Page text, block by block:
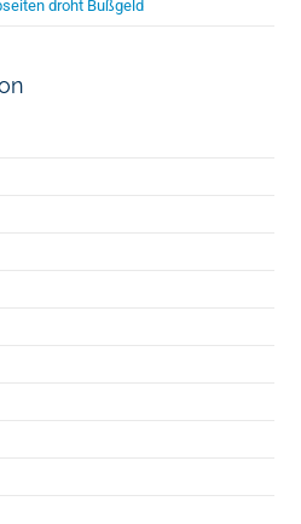
droht Bußgeld